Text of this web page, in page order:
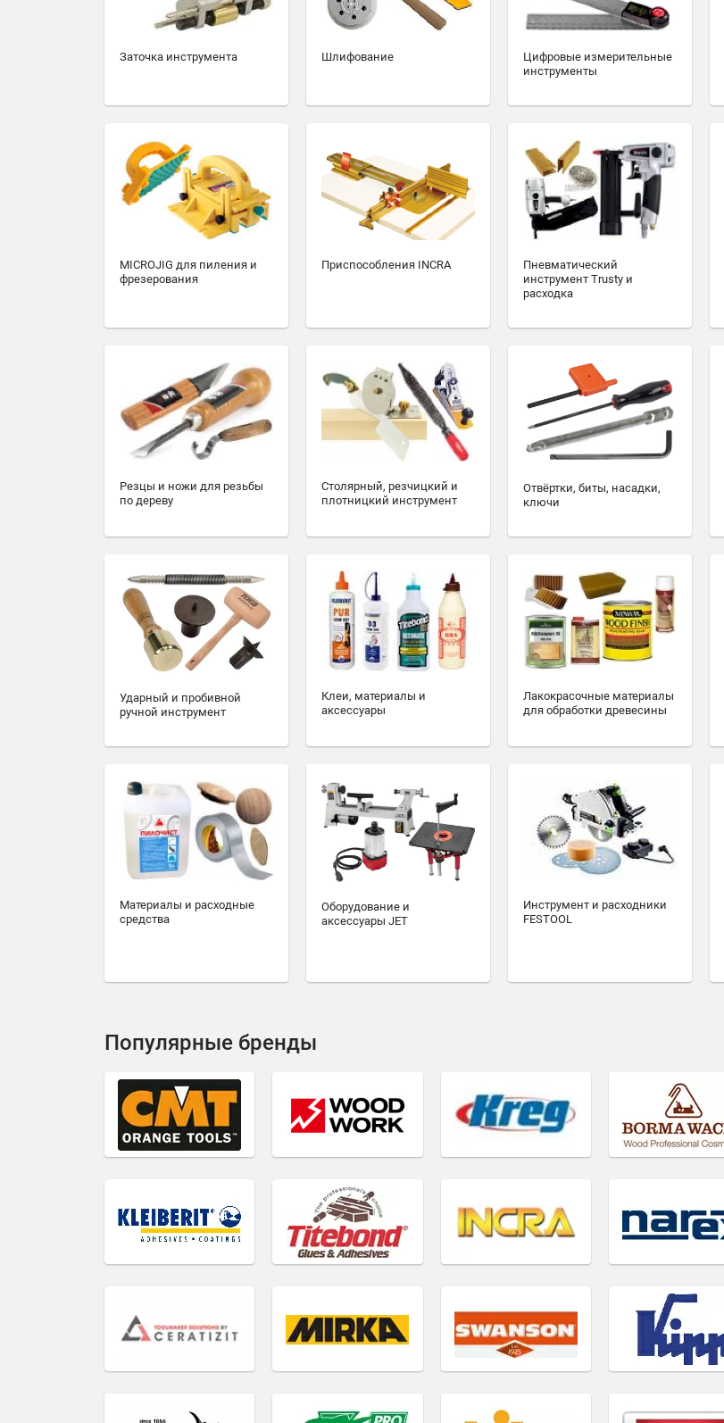
Заточка инструмента Шлифование
Цифровые измерительные
инструменты
MICROJIG для пиления и
фрезерования
Приспособления INCRA
Пневматический
инструмент Trusty и
расходка
Резцы и ножи для резьбы
по дереву
Столярный, резчицкий и
плотницкий инструмент
Отвёртки, биты, насадки,
ключи
Ударный и пробивной
ручной инструмент
Клеи, материалы и
аксессуары
Лакокрасочные материалы
для обработки древесины
Материалы и расходные
средства
Оборудование и
аксессуары JET
Инструмент и расходники
FESTOOL
Популярные бренды